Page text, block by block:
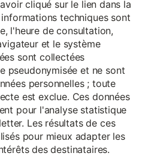
cliqué sur le lien dans la
techniques sont
l'heure de consultation,
et le système
sont collectées
pseudonymisée et ne sont
personnelles ; toute
est exclue. Ces données
pour l'analyse statistique
Les résultats de ces
pour mieux adapter les
des destinataires.